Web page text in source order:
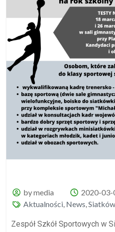
by media
2020-03-
Aktualności, News,
Zespół Szkół Sportowych w